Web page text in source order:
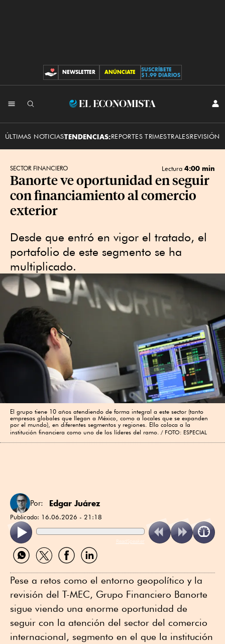
CONTRIBUCIONES
NEWSLETTER ANÚNCIATE
SUSCRÍBETE
$1.99 DIARIOS
El
ÚLTIMAS NOTICIASTENDENCIAS:REPORTES TRIMESTRALESREVISIÓN
SECTOR FINANCIERO Lectura 4:00 min
Banorte ve oportunidad en seguir
con financiamiento al comercio
exterior
Desde que entró en vigor el tratado, el
portafolio de este segmento se ha
multiplicado.
El grupo tiene 10 años atendiendo de forma integral a este sector (tanto
empresas globales que llegan a México, como a locales que se expanden
por el mundo), en diferentes segmentos y regiones. Ello coloca a la
institución financiera como uno de los líderes del ramo.
FOTO: ESPECIAL
Por: Edgar Juárez
Publicado: 16.06.2026 - 21:18
ReadSpeaker
Compartir
por
Compartir
por
Compartir
por
Compartir
por
Pese a retos como el entorno geopolítico y la
revisión del T-MEC, Grupo Financiero Banorte
sigue viendo una enorme oportunidad de
seguir con la atención del sector del comercio
internacional, segmento en el que la institución